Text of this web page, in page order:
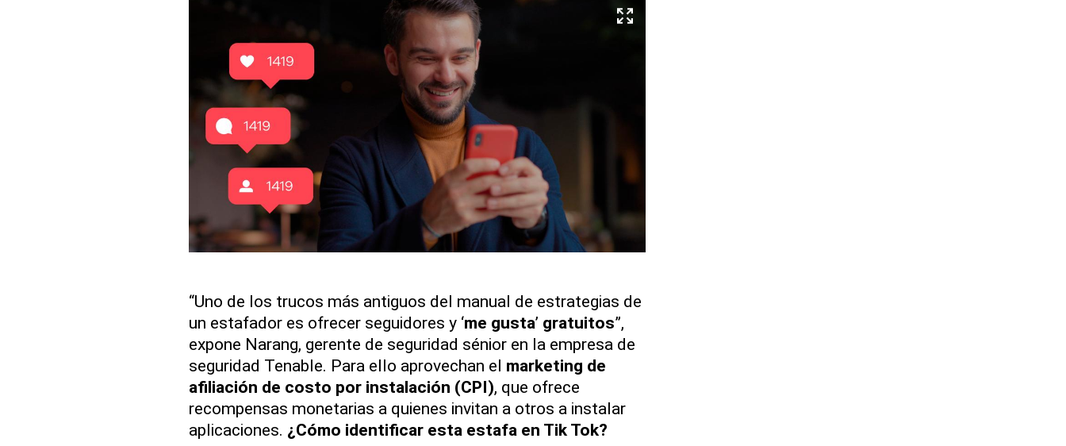
“Uno de los trucos más antiguos del manual de estrategias de
un estafador es ofrecer seguidores y ‘me gusta’ gratuitos”,
expone Narang, gerente de seguridad sénior en la empresa de
seguridad Tenable. Para ello aprovechan el marketing de
afiliación de costo por instalación (CPI), que ofrece
recompensas monetarias a quienes invitan a otros a instalar
aplicaciones. ¿Cómo identificar esta estafa en Tik Tok?